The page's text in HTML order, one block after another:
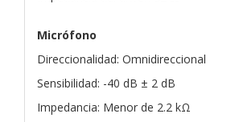
Micrófono
Direccionalidad: Omnidireccional
Sensibilidad: -40 dB ± 2 dB
Impedancia: Menor de 2.2 kΩ